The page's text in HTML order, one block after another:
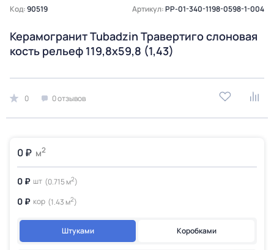
Код:90519 Артикул:PP-01-340-1198-0598-1-004
Керамогранит Tubadzin Травертиго слоновая
кость рельеф 119,8х59,8 (1,43)
0 0 отзывов
0 ₽ м2
0 ₽ шт (0.715 м2)
0 ₽ кор (1.43 м2)
Штуками Коробками